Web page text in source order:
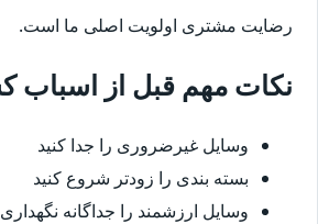
رضایت مشتری اولویت اصلی ما است.
نکات مهم قبل از اسباب
وسایل غیرضروری را جدا کنید
بسته بندی را زودتر شروع کنید
وسایل ارزشمند را جداگانه